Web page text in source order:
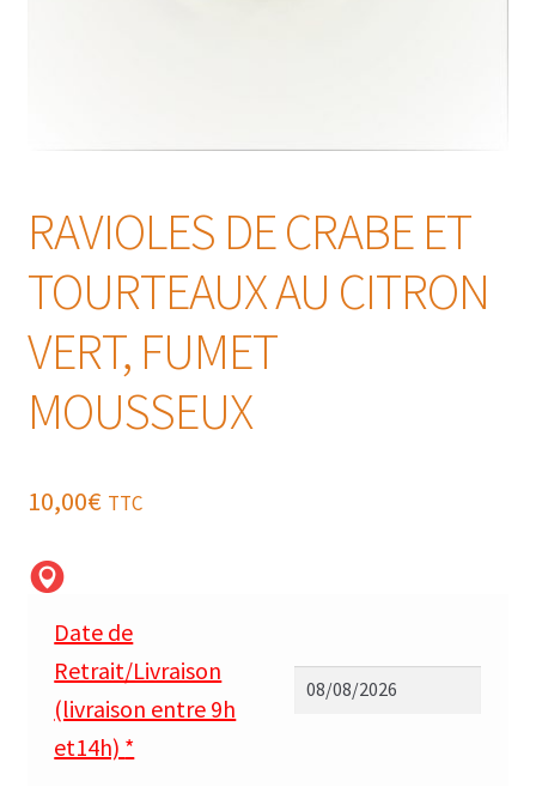
RAVIOLES DE CRABE ET
TOURTEAUX AU CITRON
VERT, FUMET
MOUSSEUX
10,00€ TTC
Date de
Retrait/Livraison
(livraison entre 9h
et14h) *